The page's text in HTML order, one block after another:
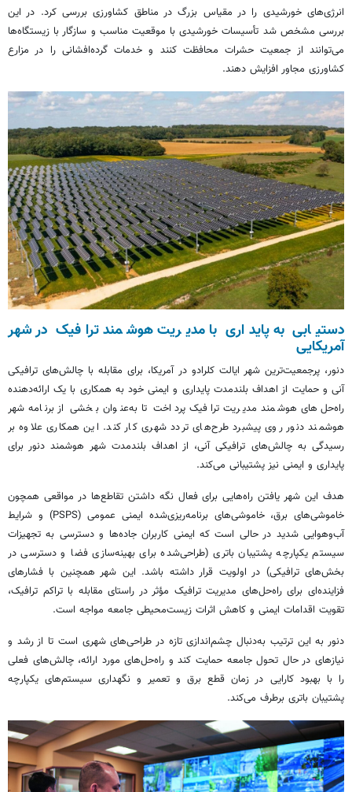
انرژی‌های خورشیدی را در مقیاس بزرگ در مناطق کشاورزی بررسی کرد. در این
بررسی مشخص شد تأسیسات خورشیدی با موقعیت مناسب و سازگار با زیستگاه‌ها
می‌توانند از جمعیت حشرات محافظت کنند و خدمات گرده‌افشانی را در مزارع
کشاورزی مجاور افزایش دهند.
دستیابی به پایداری با مدیریت هوشمند ترافیک در شهر
آمریکایی
دنور، پرجمعیت‌ترین شهر ایالت کلرادو در آمریکا، برای مقابله با چالش‌های ترافیکی
آنی و حمایت از اهداف بلندمدت پایداری و ایمنی خود به همکاری با یک ارائه‌دهنده
راه‌حل‌های هوشمند مدیریت ترافیک پرداخت تا به‌عنوان بخشی از برنامه شهر
هوشمند دنور روی پیشبرد طرح‌های تردد شهری کار کند. این همکاری علاوه بر
رسیدگی به چالش‌های ترافیکی آنی، از اهداف بلندمدت شهر هوشمند دنور برای
پایداری و ایمنی نیز پشتیبانی می‌کند.
هدف این شهر یافتن راه‌هایی برای فعال نگه داشتن تقاطع‌ها در مواقعی همچون
خاموشی‌های برق، خاموشی‌های برنامه‌ریزی‌شده ایمنی عمومی (PSPS) و شرایط
آب‌وهوایی شدید در حالی است که ایمنی کاربران جاده‌ها و دسترسی به تجهیزات
سیستم یکپارچه پشتیبان باتری (طراحی‌شده برای بهینه‌سازی فضا و دسترسی در
بخش‌های ترافیکی) در اولویت قرار داشته باشد. این شهر همچنین با فشارهای
فزاینده‌ای برای راه‌حل‌های مدیریت ترافیک مؤثر در راستای مقابله با تراکم ترافیک،
تقویت اقدامات ایمنی و کاهش اثرات زیست‌محیطی جامعه مواجه است.
دنور به این ترتیب به‌دنبال چشم‌اندازی تازه در طراحی‌های شهری است تا از رشد و
نیازهای در حال تحول جامعه حمایت کند و راه‌حل‌های مورد ارائه، چالش‌های فعلی
را با بهبود کارایی در زمان قطع برق و تعمیر و نگهداری سیستم‌های یکپارچه
پشتیبان باتری برطرف می‌کند.